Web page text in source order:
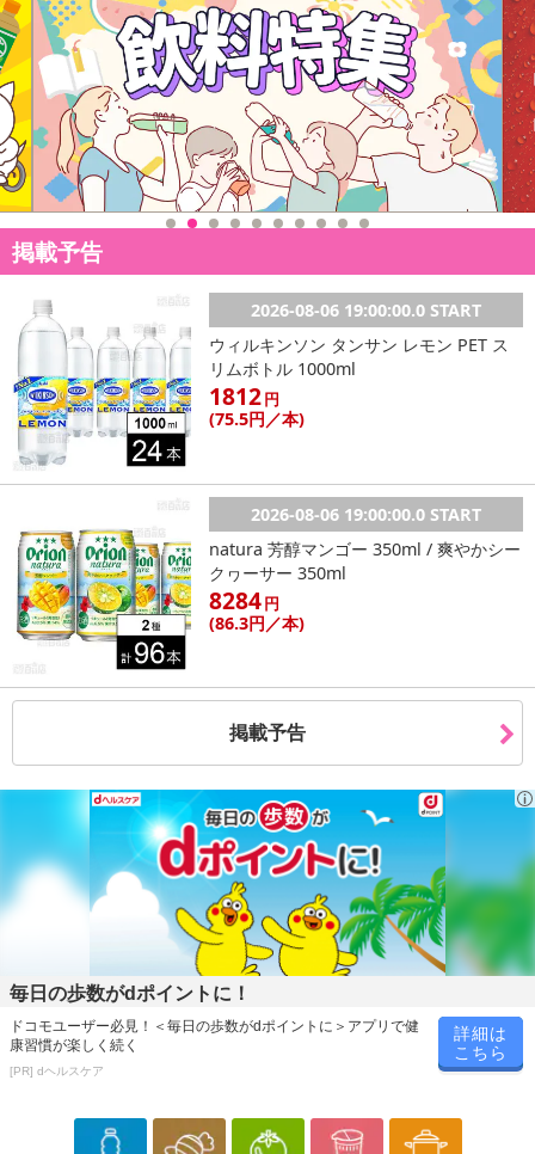
掲載予告
2026-08-06 19:00:00.0 START
ウィルキンソン タンサン レモン PET ス
リムボトル 1000ml
1812円
(75.5円 ／本)
2026-08-06 19:00:00.0 START
natura 芳醇マンゴー 350ml / 爽やかシー
クヮーサー 350ml
8284円
(86.3円 ／本)
掲載予告
毎日の歩数がdポイントに！
ドコモユーザー必見！＜毎日の歩数がdポイントに＞アプリで健
康習慣が楽しく続く
[PR] dヘルスケア
詳細は
こちら